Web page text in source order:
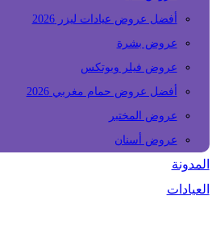
أفضل عروض عيادات ليزر 2026
عروض بشرة
عروض فيلر وبوتكس
أفضل عروض حمام مغربي 2026
عروض المختبر
عروض أسنان
المدونة
العيادات